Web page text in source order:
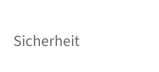
Sicherheit